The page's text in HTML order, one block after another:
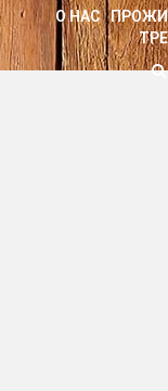
О НАС